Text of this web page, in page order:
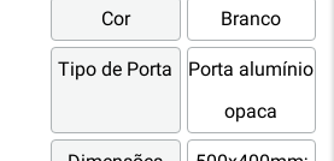
Cor Branco
Tipo de Porta
Porta alumínio
opaca